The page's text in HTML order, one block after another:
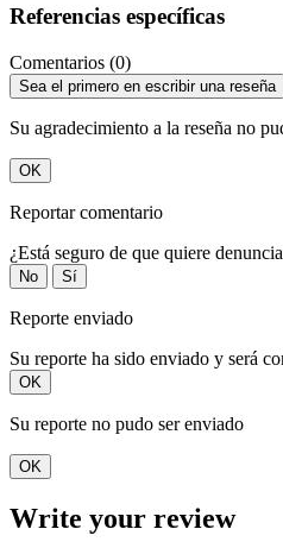
Referencias específicas
Comentarios (0)
Sea el primero en escribir una reseña
Su agradecimiento a la reseña no
OK
Reportar comentario
¿Está seguro de que quiere
No Sí
Reporte enviado
Su reporte ha sido enviado y será
OK
Su reporte no pudo ser enviado
OK
Write your review